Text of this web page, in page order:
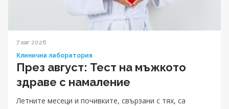
7 авг 2026
Клинична лаборатория
През август: Тест на мъжкото
здраве с намаление
Летните месеци и почивките, свързани с тях, са